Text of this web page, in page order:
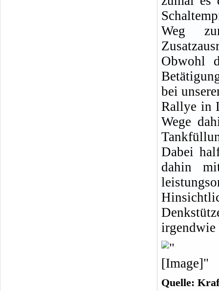
Weg
Obwohl
bei
Rallye in
Wege
Dabei
dahin
irgendwie
Quelle: